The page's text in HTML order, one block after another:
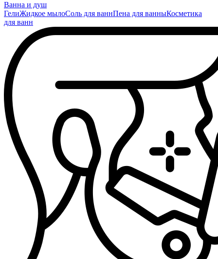
Ванна и душ
ГелиЖидкое мылоСоль для ваннПена для ванныКосметика
для ванн